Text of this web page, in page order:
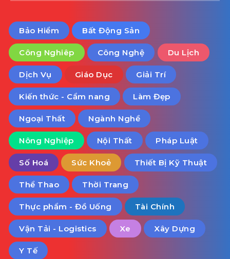
Bảo Hiểm Bất Động Sản
Công Nghiêp Công Nghệ Du Lịch
Dịch Vụ Giáo Dục Giải Trí
Kiến thức - Cẩm nang Làm Đẹp
Ngoại Thất Ngành Nghề
Nông Nghiệp Nội Thất Pháp Luật
Số Hoá Sức Khoẻ Thiết Bị Kỹ Thuật
Thể Thao Thời Trang
Thực phẩm - Đồ Uống Tài Chính
Vận Tải - Logistics Xe Xây Dựng
Y Tế